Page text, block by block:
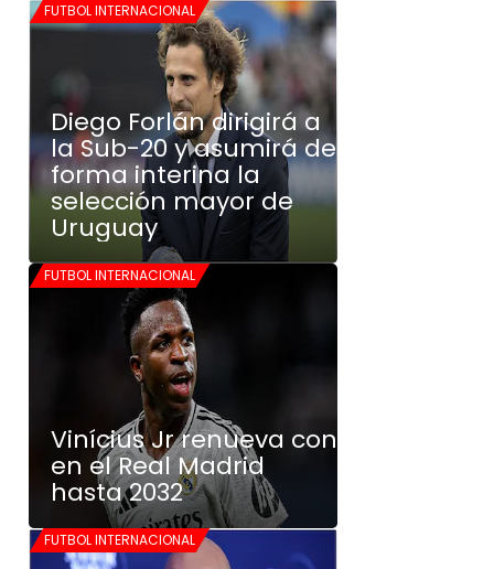
FUTBOL INTERNACIONAL
Diego Forlán dirigirá a
la Sub-20 y asumirá de
forma interina la
selección mayor de
Uruguay
FUTBOL INTERNACIONAL
Vinícius Jr renueva con
en el Real Madrid
hasta 2032
FUTBOL INTERNACIONAL